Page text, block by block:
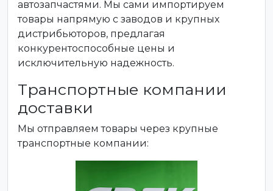
автозапчастями. Мы сами импортируем
товары напрямую с заводов и крупных
дистрибьюторов, предлагая
конкурентоспособные цены и
исключительную надежность.
Транспортные компании
доставки
Мы отправляем товары через крупные
транспортные компании: